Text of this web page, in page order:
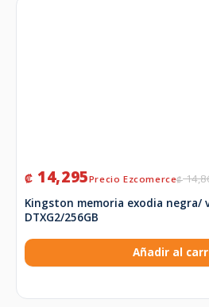
₡
₡ 14,295
Kingston memoria exodia negra/
DTXG2/256GB
Añadir al